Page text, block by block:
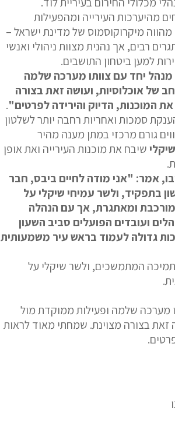
מהיערכות העירייה ומהפעילות
מהווה מיקרוקוסמוס של מדינת ישראל –
רבים, אך נהנית מצוות ניהולי ואנשי
למען ביטחון התושבים.
מנהל יחד עם צוותו מערכה שלמה
של אוכלוסיות, ועושה זאת בצורה
המוכנות, הדיוק והירידה לפרטים".
סמכות ואחריות רחבה יותר לשלטון
גורם מרכזי במתן מענה מהיר
שיקלישיבח את מוכנות העירייה ואת אופן
אמר: "אני מודה לחיים ביבס, חבר
בתפקיד, ולשר עמיחי שיקלי על
ומאתגרת, אך עם הנהלה
ועובדים הפועלים סביב השעון
גדולה לעמוד בראש עיר משמעותית
המתמשכים, ולשר שיקלי על
מערכה שלמה ופעילות ממוקדת מול
זאת בצורה מצוינת. שמחתי מאוד לראות